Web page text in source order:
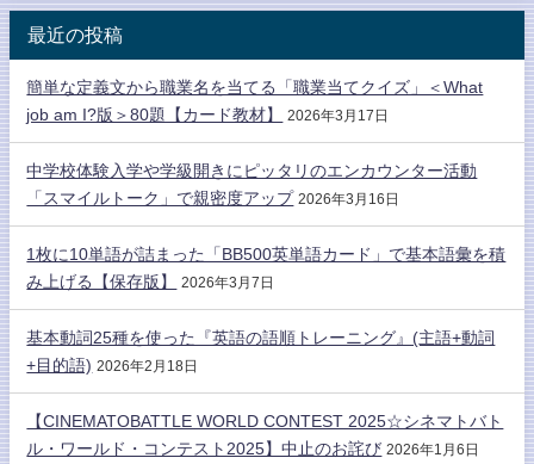
最近の投稿
簡単な定義文から職業名を当てる「職業当てクイズ」＜What
job am I?版＞80題【カード教材】
2026年3月17日
中学校体験入学や学級開きにピッタリのエンカウンター活動
「スマイルトーク」で親密度アップ 2026年3月16日
1枚に10単語が詰まった「BB500英単語カード」で基本語彙を積
み上げる【保存版】
2026年3月7日
基本動詞25種を使った『英語の語順トレーニング』(主語+動詞
+目的語) 2026年2月18日
【CINEMATOBATTLE WORLD CONTEST 2025☆シネマトバト
ル・ワールド・コンテスト2025】中止のお詫び 2026年1月6日